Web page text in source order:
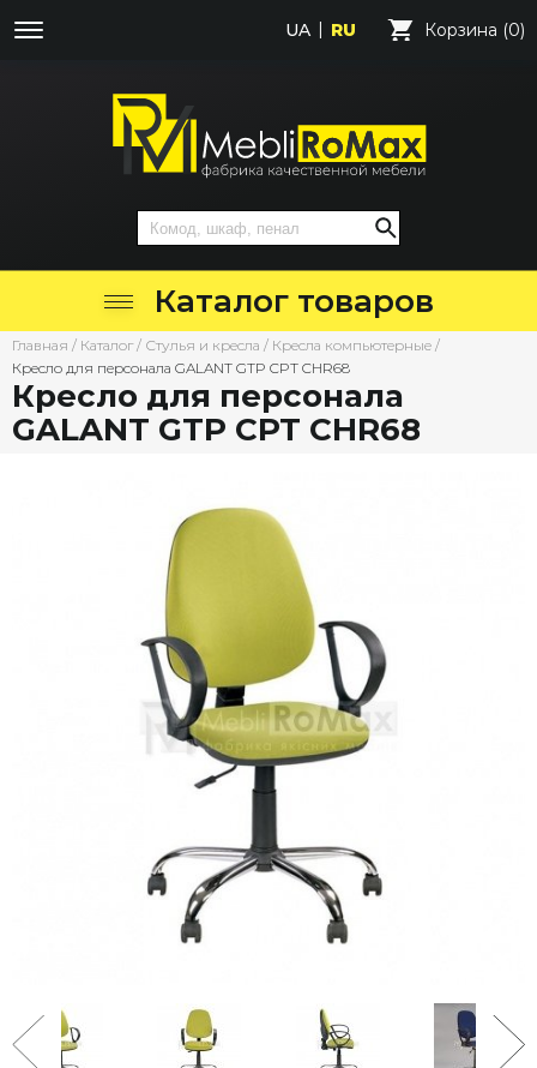
UA RU Корзина (0)
Каталог товаров
Главная / Каталог / Стулья и кресла / Кресла компьютерные /
Кресло для персонала GALANT GTP CPT CHR68
Кресло для персонала
GALANT GTP CPT CHR68